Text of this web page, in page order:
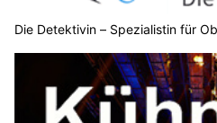
Die Detektivin – Spezialistin für